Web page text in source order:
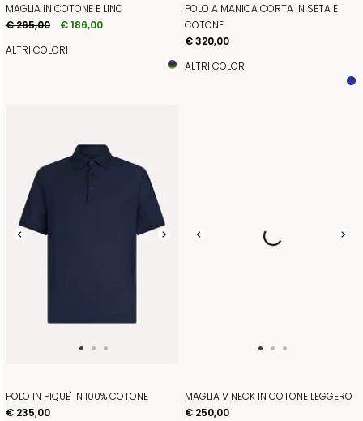
MAGLIA IN COTONE E LINO
€ 265,00
€ 186,00
ALTRI COLORI
POLO A MANICA CORTA IN SETA E
COTONE
€ 320,00
ALTRI COLORI
POLO IN PIQUE' IN 100% COTONE
€ 235,00
MAGLIA V NECK IN COTONE LEGGERO
€ 250,00